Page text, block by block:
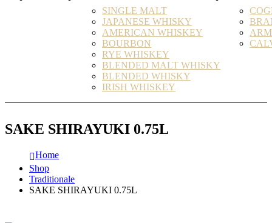
SINGLE MALT
JAPANESE WHISKY
AMERICAN WHISKEY
BOURBON
RYE WHISKEY
BLENDED MALT WHISKY
BLENDED WHISKY
IRISH WHISKEY
SAKE SHIRAYUKI 0.75L
Home
Shop
Traditionale
SAKE SHIRAYUKI 0.75L